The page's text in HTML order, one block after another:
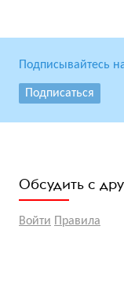
Подписывайтесь
Подписаться
Обсудить с
Войти Правила